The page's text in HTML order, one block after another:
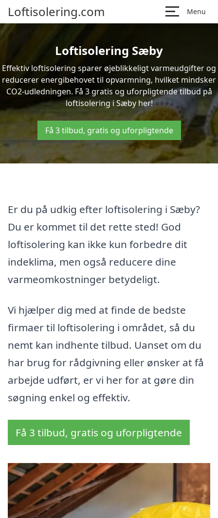
Loftisolering.com Menu
Loftisolering Sæby
Effektiv loftisolering sparer øjeblikkeligt varmeudgifter og
reducerer energibehovet til opvarmning, hvilket mindsker
CO2-udledningen. Få 3 gratis og uforpligtende tilbud på
loftisolering i Sæby her!
Få 3 tilbud, gratis og uforpligtende
Er du på udkig efter loftisolering i Sæby?
Du er kommet til det rette sted! God
loftisolering kan ikke kun forbedre dit
indeklima, men også reducere dine
varmeomkostninger betydeligt.
Vi hjælper dig med at finde de bedste
firmaer til loftisolering i området, så du
nemt kan indhente tilbud. Uanset om du
har brug for rådgivning eller ønsker at få
arbejde udført, er vi her for at gøre din
søgning enkel og effektiv.
Få 3 tilbud, gratis og uforpligtende